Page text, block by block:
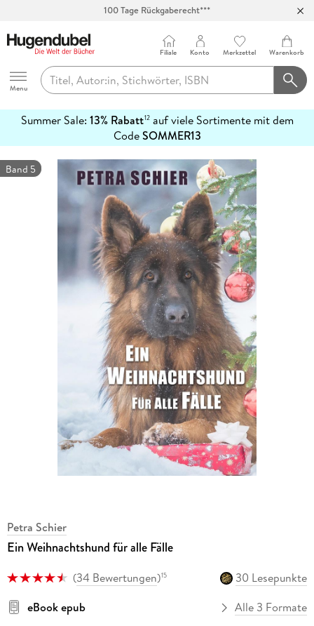
Hugendubel
Menu
Filiale Konto Merkzettel Warenkorb
Summer Sale: 13% Rabatt12auf viele Sortimente mit dem
CodeSOMMER13
erfahren
Band 5
Petra Schier
Ein Weihnachtshund für alle Fälle
(34 Bewertungen)15
30 Lesepunkte
eBook epub
Alle 3 Formate